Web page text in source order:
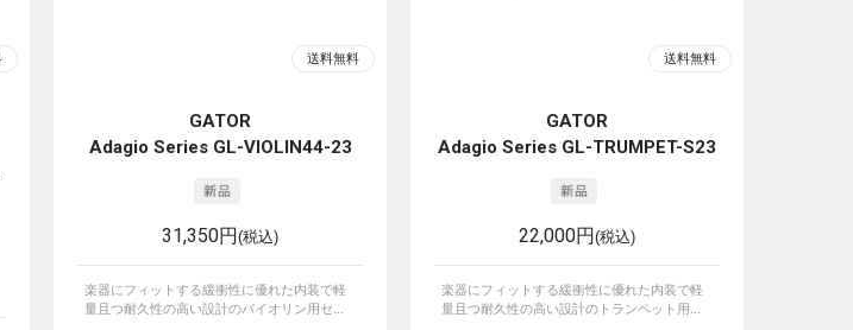
GATOR
Adagio Series GL-VIOLIN44-23
31,350円(税込)
楽器にフィットする緩衝性に優れた内装で軽
量且つ耐久性の高い設計のバイオリン用セ...
GATOR
Adagio Series GL-TRUMPET-S23
22,000円(税込)
楽器にフィットする緩衝性に優れた内装で軽
量且つ耐久性の高い設計のトランペット用...